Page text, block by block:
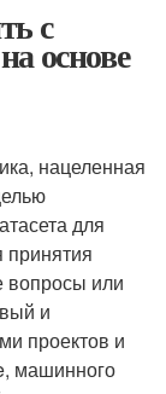
с
основе
нацеленная
для
принятия
вопросы или
и
проектов и
машинного